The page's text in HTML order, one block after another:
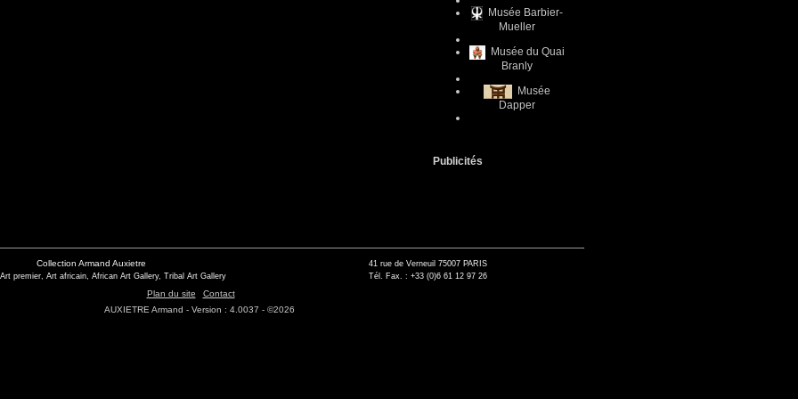
Musée Barbier-
Mueller
Musée du Quai
Branly
Musée
Dapper
Publicités
Collection Armand Auxietre
premier, Art africain, African Art Gallery, Tribal Art Gallery
41 rue de Verneuil 75007 PARIS
Tél. Fax. : +33 (0)6 61 12 97 26
Plan du site
Contact
AUXIETRE Armand - Version : 4.0037 - ©2026